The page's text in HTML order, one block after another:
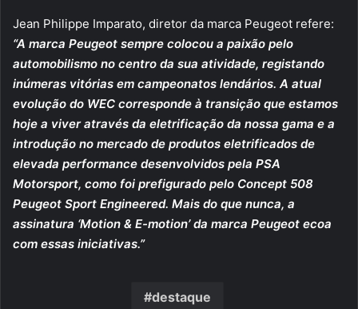
Jean Philippe Imparato, diretor da marca Peugeot refere:
“A marca Peugeot sempre colocou a paixão pelo
automobilismo no centro da sua atividade, registando
inúmeras vitórias em campeonatos lendários. A atual
evolução do WEC corresponde à transição que estamos
hoje a viver através da eletrificação da nossa gama e a
introdução no mercado de produtos eletrificados de
elevada performance desenvolvidos pela PSA
Motorsport, como foi prefigurado pelo Concept 508
Peugeot Sport Engineered. Mais do que nunca, a
assinatura ‘Motion & E-motion’ da marca Peugeot ecoa
com essas iniciativas.”
destaque